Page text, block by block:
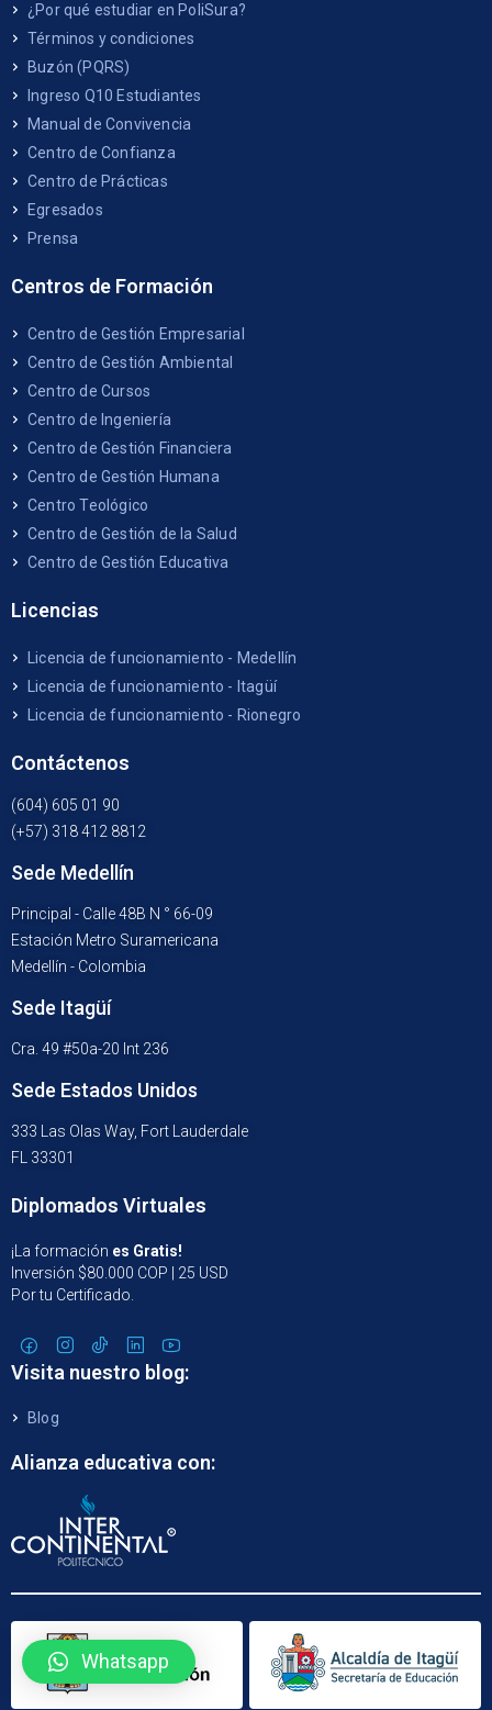
¿Por qué estudiar en PoliSura?
Términos y condiciones
Buzón (PQRS)
Ingreso Q10 Estudiantes
Manual de Convivencia
Centro de Confianza
Centro de Prácticas
Egresados
Prensa
Centros de Formación
Centro de Gestión Empresarial
Centro de Gestión Ambiental
Centro de Cursos
Centro de Ingeniería
Centro de Gestión Financiera
Centro de Gestión Humana
Centro Teológico
Centro de Gestión de la Salud
Centro de Gestión Educativa
Licencias
Licencia de funcionamiento - Medellín
Licencia de funcionamiento - Itagüí
Licencia de funcionamiento - Rionegro
Contáctenos
(604) 605 01 90
(+57) 318 412 8812
Sede Medellín
Principal - Calle 48B N ° 66-09
Estación Metro Suramericana
Medellín - Colombia
Sede Itagüí
Cra. 49 #50a-20 Int 236
Sede Estados Unidos
333 Las Olas Way, Fort Lauderdale
FL 33301
Diplomados Virtuales
¡La formación es Gratis!
Inversión $80.000 COP | 25 USD
Por tu Certificado.
Visita nuestro blog:
Blog
Alianza educativa con:
Whatsapp